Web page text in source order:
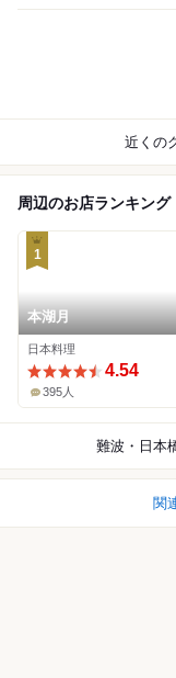
近くの
周辺のお店ランキング
1
本湖月
日本料理
4.54
395人
難波・日本
関